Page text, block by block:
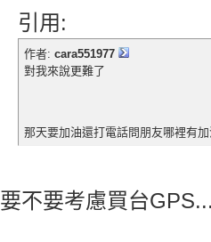
引用:
作者: cara551977
對我來說更難了
那天要加油還打電話問朋友哪裡有
要不要考慮買台